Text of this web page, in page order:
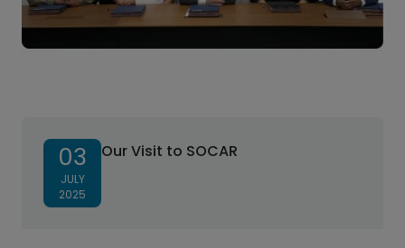
03
JULY
2025
Our Visit to SOCAR